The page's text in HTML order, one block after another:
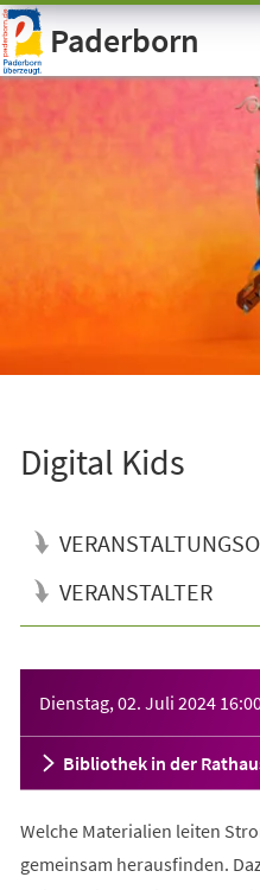
Visuelle
Assistenzsoftware
öffnen.Paderborn
Digital Kids
VERANSTALTER
Dienstag, 02. Juli 2024
Bibliothek in der
Welche Materialien leiten
gemeinsam herausfinden.